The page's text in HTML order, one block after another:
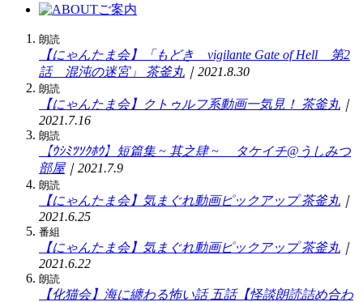
ご案内
朗読
【にゃんたま会】「もどき vigilante Gate of Hell 第2
話 混沌の迷宮」
茶釜丸 ｜2021.8.30
朗読
【にゃんたま会】クトゥルフ系動画一気見！ 茶釜丸 ｜
2021.7.16
朗読
【ｳｼﾐﾂｿｸﾎｳ】短篇集 ~ 其之肆 ~
タケイチ@うしみつ
部屋｜2021.7.9
朗読
【にゃんたま会】気まぐれ動画ピックアップ 茶釜丸 ｜
2021.6.25
番組
【にゃんたま会】気まぐれ動画ピックアップ 茶釜丸 ｜
2021.6.22
朗読
【化猫会】海に纏わる怖い話 五話【怪談朗読詰め合わ